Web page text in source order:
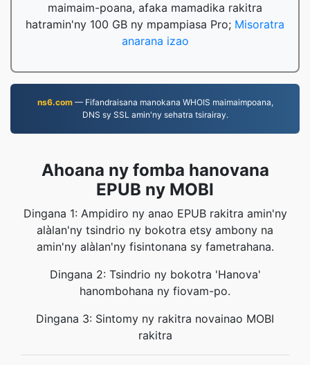
maimaim-poana, afaka mamadika rakitra
hatramin'ny 100 GB ny mpampiasa Pro; Misoratra
anarana izao
ns6.com— Fifandraisana manokana WHOIS maimaimpoana,
DNS sy SSL amin'ny sehatra tsirairay.
Ahoana ny fomba hanovana
EPUB ny MOBI
Dingana 1: Ampidiro ny anao EPUB rakitra amin'ny
alàlan'ny tsindrio ny bokotra etsy ambony na
amin'ny alàlan'ny fisintonana sy fametrahana.
Dingana 2: Tsindrio ny bokotra 'Hanova'
hanombohana ny fiovam-po.
Dingana 3: Sintomy ny rakitra novainao MOBI
rakitra